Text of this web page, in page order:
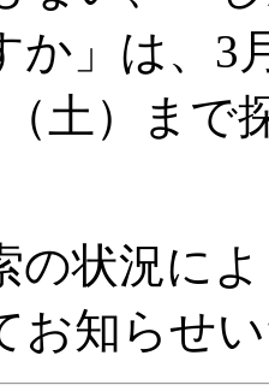
か」は、3
土）ま
状況に
お知らせ